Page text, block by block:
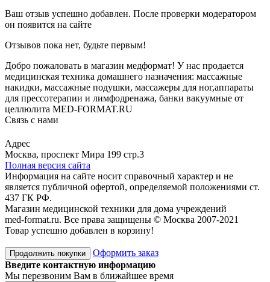
Ваш отзыв успешно добавлен. После проверки модератором
он появится на сайте
Отзывов пока нет, будьте первым!
Добро пожаловать в магазин медформат! У нас продается
медицинская техника домашнего назначения: массажные
накидки, массажные подушки, массажеры для ног,аппараты
для прессотерапии и лимфодренажа, банки вакуумные от
целлюлита MED-FORMAT.RU
Связь с нами
Адрес
Москва, проспект Мира 199 стр.3
Полная версия сайта
Информация на сайте носит справочный характер и не
является публичной офертой, определяемой положениями ст.
437 ГК РФ.
Магазин медицинской техники для дома учреждений
med-format.ru. Все права защищены © Москва 2007-2021
Товар успешно добавлен в корзину!
Продолжить покупки
Оформить заказ
Введите контактную информацию
Мы перезвоним Вам в ближайшее время